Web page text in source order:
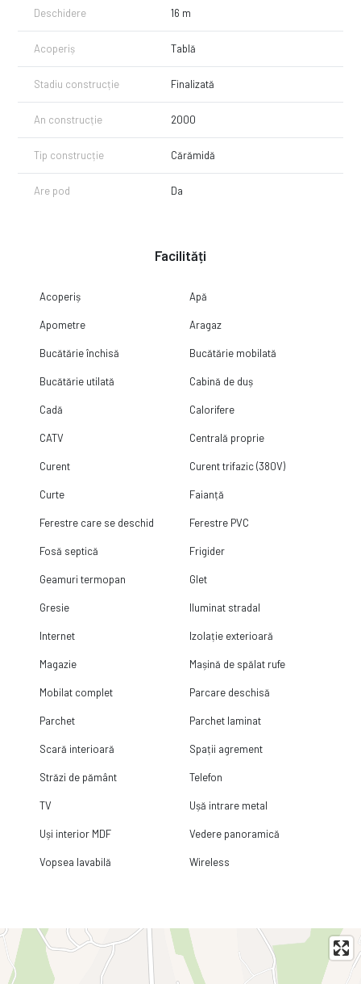
Deschidere 16 m
Acoperiș Tablă
Stadiu construcție Finalizată
An construcție 2000
Tip construcție Cărămidă
Are pod Da
Facilități
Acoperiș Apă
Apometre Aragaz
Bucătărie închisă Bucătărie mobilată
Bucătărie utilată Cabină de duș
Cadă Calorifere
CATV Centrală proprie
Curent Curent trifazic (380V)
Curte Faianță
Ferestre care se deschid Ferestre PVC
Fosă septică Frigider
Geamuri termopan Glet
Gresie Iluminat stradal
Internet Izolație exterioară
Magazie Mașină de spălat rufe
Mobilat complet Parcare deschisă
Parchet Parchet laminat
Scară interioară Spații agrement
Străzi de pământ Telefon
TV Ușă intrare metal
Uși interior MDF Vedere panoramică
Vopsea lavabilă Wireless